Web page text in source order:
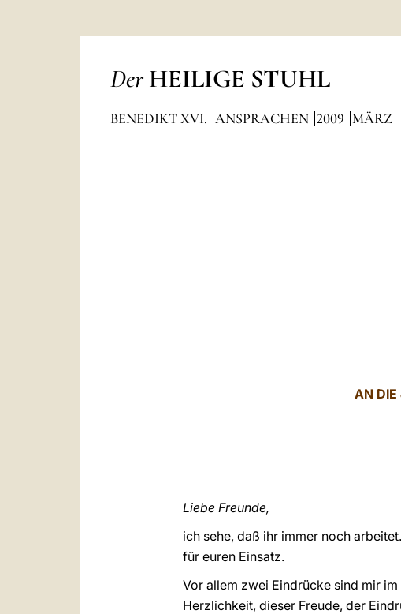
Der HEILIGE STUHL
BENEDIKT XVI. ANSPRACHEN 2009 MÄRZ
AN DIE
Liebe Freunde,
ich sehe, daß ihr immer noch
für euren Einsatz.
Vor allem zwei Eindrücke sind mir
Herzlichkeit, dieser Freude, der